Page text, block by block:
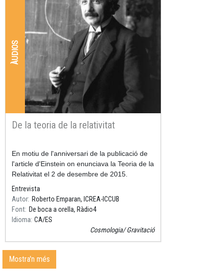
ÀUDIOS
De la teoria de la relativitat
Resum
En motiu de l'anniversari de la publicació de
l'article d'Einstein on enunciava la Teoria de la
Relativitat el 2 de desembre de 2015.
3a hora del programa, minut 3
Entrevista
Autor Roberto Emparan, ICREA-ICCUB
Font De boca a orella, Ràdio4
Idioma CA ES
Cosmologia Gravitació
Mostra'n més